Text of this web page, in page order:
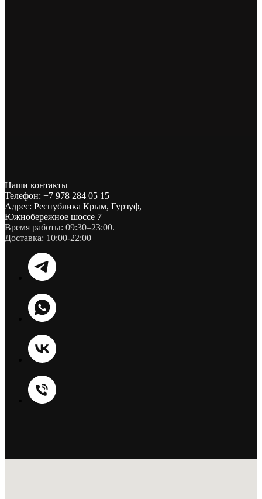
Наши контакты
Телефон: +7 978 284 05 15
Адрес: Республика Крым, Гурзуф,
Южнобережное шоссе 7
Время работы: 09:30–23:00.
Доставка: 10:00-22:00